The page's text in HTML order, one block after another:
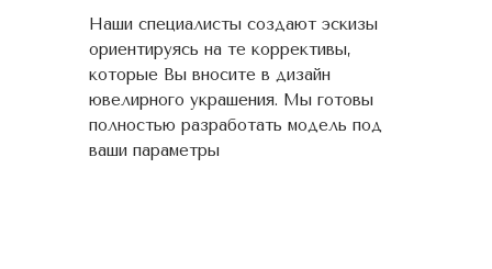
Наши специалисты создают эскизы
ориентируясь на те коррективы,
которые Вы вносите в дизайн
ювелирного украшения. Мы готовы
полностью разработать модель под
ваши параметры